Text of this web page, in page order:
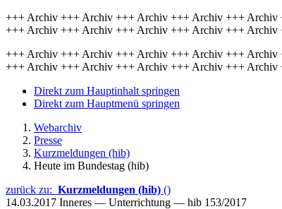
+++ Archiv +++ Archiv +++ Archiv +++ Archiv +++
+++ Archiv +++ Archiv +++ Archiv +++ Archiv +++
+++ Archiv +++ Archiv +++ Archiv +++ Archiv +++
+++ Archiv +++ Archiv +++ Archiv +++ Archiv +++
Direkt zum Hauptinhalt springen
Direkt zum Hauptmenü springen
Webarchiv
Presse
Kurzmeldungen (hib)
Heute im Bundestag (hib)
zurück zu: Kurzmeldungen (hib) ()
14.03.2017 Inneres — Unterrichtung — hib 153/2017